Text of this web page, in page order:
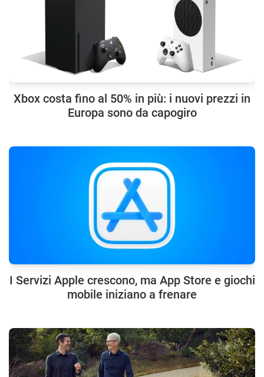
Xbox costa fino al 50% in più: i nuovi prezzi in
Europa sono da capogiro
I Servizi Apple crescono, ma App Store e giochi
mobile iniziano a frenare